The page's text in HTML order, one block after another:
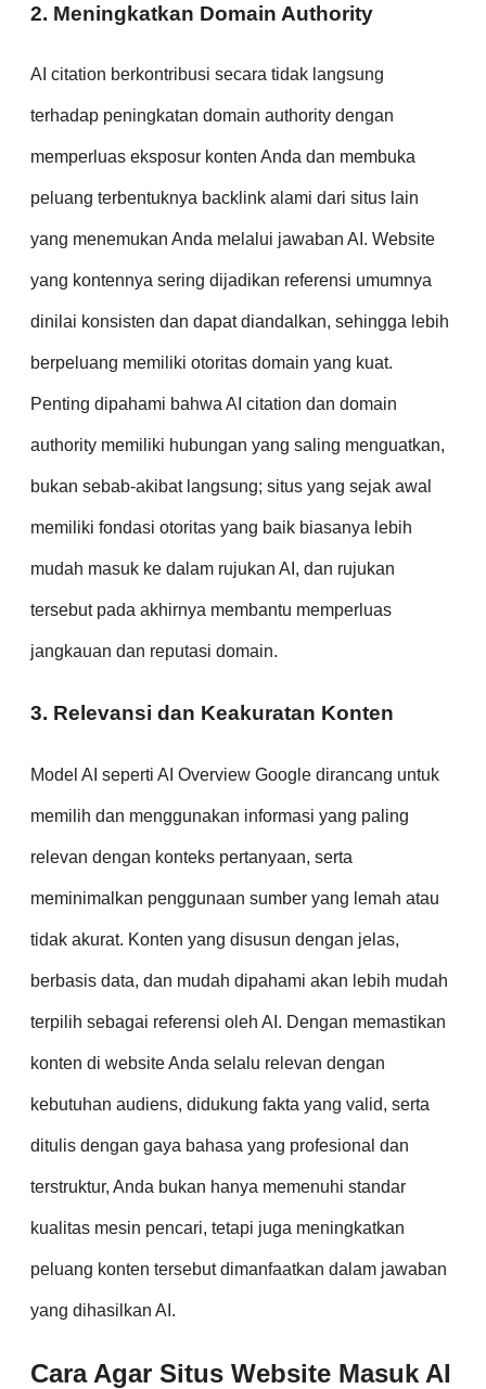
2. Meningkatkan Domain Authority
AI citation berkontribusi secara tidak langsung
terhadap peningkatan domain authority dengan
memperluas eksposur konten Anda dan membuka
peluang terbentuknya backlink alami dari situs lain
yang menemukan Anda melalui jawaban AI. Website
yang kontennya sering dijadikan referensi umumnya
dinilai konsisten dan dapat diandalkan, sehingga lebih
berpeluang memiliki otoritas domain yang kuat.
Penting dipahami bahwa AI citation dan domain
authority memiliki hubungan yang saling menguatkan,
bukan sebab-akibat langsung; situs yang sejak awal
memiliki fondasi otoritas yang baik biasanya lebih
mudah masuk ke dalam rujukan AI, dan rujukan
tersebut pada akhirnya membantu memperluas
jangkauan dan reputasi domain.
3. Relevansi dan Keakuratan Konten
Model AI seperti AI Overview Google dirancang untuk
memilih dan menggunakan informasi yang paling
relevan dengan konteks pertanyaan, serta
meminimalkan penggunaan sumber yang lemah atau
tidak akurat. Konten yang disusun dengan jelas,
berbasis data, dan mudah dipahami akan lebih mudah
terpilih sebagai referensi oleh AI. Dengan memastikan
konten di website Anda selalu relevan dengan
kebutuhan audiens, didukung fakta yang valid, serta
ditulis dengan gaya bahasa yang profesional dan
terstruktur, Anda bukan hanya memenuhi standar
kualitas mesin pencari, tetapi juga meningkatkan
peluang konten tersebut dimanfaatkan dalam jawaban
yang dihasilkan AI.
Cara Agar Situs Website Masuk AI